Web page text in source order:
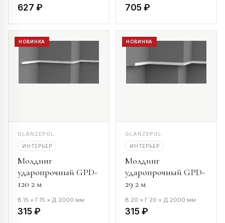
627 ₽ 705 ₽
НОВИНКА
GLANZEPOL
ИНТЕРЬЕР
Молдинг
ударопрочный GPD-
120 2 м
В 15 × Г 15 × Д 2000 мм
315 ₽
НОВИНКА
GLANZEPOL
ИНТЕРЬЕР
Молдинг
ударопрочный GPD-
29 2 м
В 20 × Г 20 × Д 2000 мм
315 ₽